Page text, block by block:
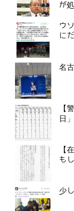
が
ウ
に
名
【
日
【
も
少